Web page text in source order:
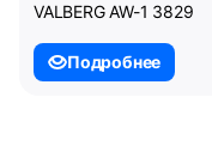
VALBERG AW-1 3829
Подробнее